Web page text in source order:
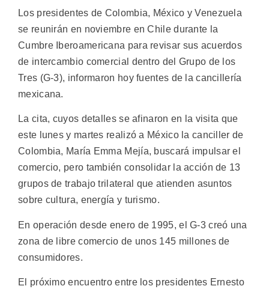
Los presidentes de Colombia, México y Venezuela
se reunirán en noviembre en Chile durante la
Cumbre Iberoamericana para revisar sus acuerdos
de intercambio comercial dentro del Grupo de los
Tres (G-3), informaron hoy fuentes de la cancillería
mexicana.
La cita, cuyos detalles se afinaron en la visita que
este lunes y martes realizó a México la canciller de
Colombia, María Emma Mejía, buscará impulsar el
comercio, pero también consolidar la acción de 13
grupos de trabajo trilateral que atienden asuntos
sobre cultura, energía y turismo.
En operación desde enero de 1995, el G-3 creó una
zona de libre comercio de unos 145 millones de
consumidores.
El próximo encuentro entre los presidentes Ernesto